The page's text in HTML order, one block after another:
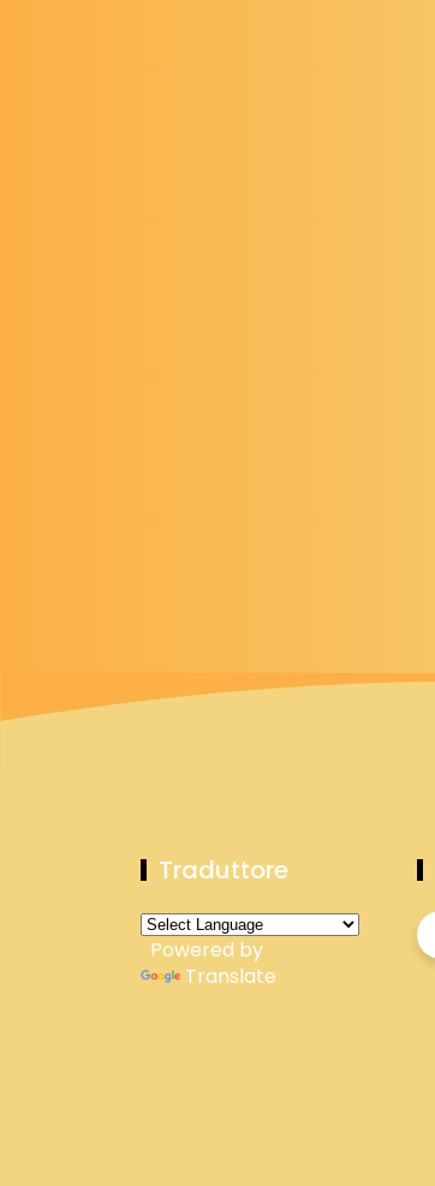
Traduttore
Powered by
Translate